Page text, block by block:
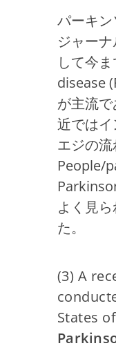
パーキ
ジャー
して今
disease
が主流
近では
エジの
People/
よく見
た。
(3) A
States